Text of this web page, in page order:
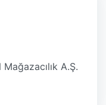
A.Ş.